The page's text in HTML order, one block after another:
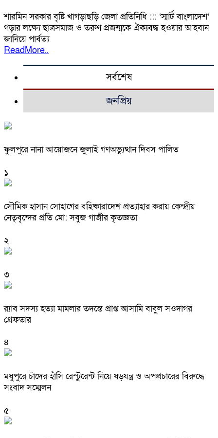
শারমিন সরকার বৃষ্টি খাগড়াছড়ি জেলা প্রতিনিধি ::: ‘স্মার্ট বাংলাদেশ’
গড়ার লক্ষ্যে ছাত্রসমাজ ও তরুণ প্রজন্মকে ঐক্যবদ্ধ হওয়ার আহবান
জানিয়ে পার্বত্য
ReadMore..
সর্বশেষ
জনপ্রিয়
ফুলপুরে নানা আয়োজনে জুলাই গণঅভ্যুত্থান দিবস পালিত
১
সৌমিক হাসান সোহাগের বহিষ্কারাদেশ প্রত্যাহার করায় কেন্দ্রীয়
নেতৃবৃন্দের প্রতি মো: সবুজ গাজীর কৃতজ্ঞতা
২
৩
র‌্যাব সদস্য হত্যা মামলার তদন্তে প্রাপ্ত আসামি বাবুল সওদাগর
গ্রেফতার
৪
মধুপুরে চাঁদের হাঁসি রেস্টুরেন্ট নিয়ে ষড়যন্ত্র ও অপপ্রচারের বিরুদ্ধে
সংবাদ সম্মেলন
৫